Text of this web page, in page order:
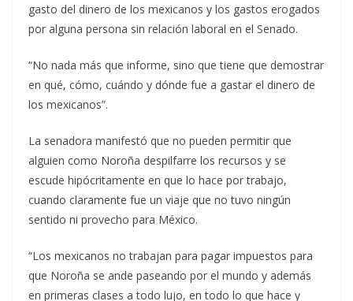
gasto del dinero de los mexicanos y los gastos erogados
por alguna persona sin relación laboral en el Senado.
“No nada más que informe, sino que tiene que demostrar
en qué, cómo, cuándo y dónde fue a gastar el dinero de
los mexicanos”.
La senadora manifestó que no pueden permitir que
alguien como Noroña despilfarre los recursos y se
escude hipócritamente en que lo hace por trabajo,
cuando claramente fue un viaje que no tuvo ningún
sentido ni provecho para México.
“Los mexicanos no trabajan para pagar impuestos para
que Noroña se ande paseando por el mundo y además
en primeras clases a todo lujo, en todo lo que hace y